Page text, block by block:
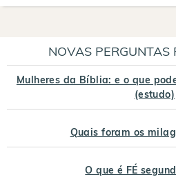
NOVAS PERGUNTAS
Mulheres da Bíblia: e o que
(estudo)
Quais foram os
O que é FÉ